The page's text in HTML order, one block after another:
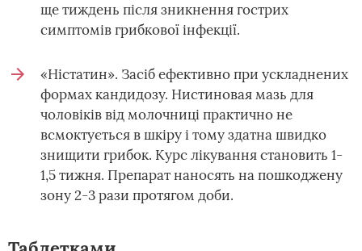
ще тиждень після зникнення гострих
симптомів грибкової інфекції.
«Ністатин». Засіб ефективно при ускладнених
формах кандидозу. Нистиновая мазь для
чоловіків від молочниці практично не
всмоктується в шкіру і тому здатна швидко
знищити грибок. Курс лікування становить 1-
1,5 тижня. Препарат наносять на пошкоджену
зону 2-3 рази протягом доби.